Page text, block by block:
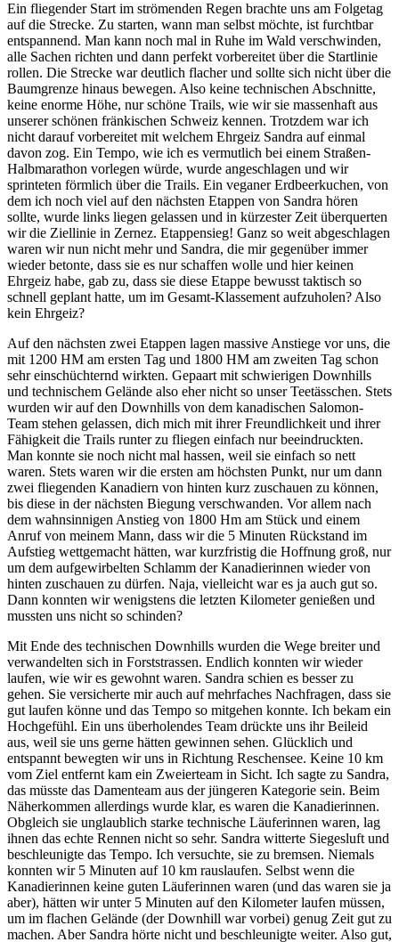
Ein fliegender Start im strömenden Regen brachte uns am Folgetag
auf die Strecke. Zu starten, wann man selbst möchte, ist furchtbar
entspannend. Man kann noch mal in Ruhe im Wald verschwinden,
alle Sachen richten und dann perfekt vorbereitet über die Startlinie
rollen. Die Strecke war deutlich flacher und sollte sich nicht über die
Baumgrenze hinaus bewegen. Also keine technischen Abschnitte,
keine enorme Höhe, nur schöne Trails, wie wir sie massenhaft aus
unserer schönen fränkischen Schweiz kennen. Trotzdem war ich
nicht darauf vorbereitet mit welchem Ehrgeiz Sandra auf einmal
davon zog. Ein Tempo, wie ich es vermutlich bei einem Straßen-
Halbmarathon vorlegen würde, wurde angeschlagen und wir
sprinteten förmlich über die Trails. Ein veganer Erdbeerkuchen, von
dem ich noch viel auf den nächsten Etappen von Sandra hören
sollte, wurde links liegen gelassen und in kürzester Zeit überquerten
wir die Ziellinie in Zernez. Etappensieg! Ganz so weit abgeschlagen
waren wir nun nicht mehr und Sandra, die mir gegenüber immer
wieder betonte, dass sie es nur schaffen wolle und hier keinen
Ehrgeiz habe, gab zu, dass sie diese Etappe bewusst taktisch so
schnell geplant hatte, um im Gesamt-Klassement aufzuholen? Also
kein Ehrgeiz?
Auf den nächsten zwei Etappen lagen massive Anstiege vor uns, die
mit 1200 HM am ersten Tag und 1800 HM am zweiten Tag schon
sehr einschüchternd wirkten. Gepaart mit schwierigen Downhills
und technischem Gelände also eher nicht so unser Teetässchen. Stets
wurden wir auf den Downhills von dem kanadischen Salomon-
Team stehen gelassen, dich mich mit ihrer Freundlichkeit und ihrer
Fähigkeit die Trails runter zu fliegen einfach nur beeindruckten.
Man konnte sie noch nicht mal hassen, weil sie einfach so nett
waren. Stets waren wir die ersten am höchsten Punkt, nur um dann
zwei fliegenden Kanadiern von hinten kurz zuschauen zu können,
bis diese in der nächsten Biegung verschwanden. Vor allem nach
dem wahnsinnigen Anstieg von 1800 Hm am Stück und einem
Anruf von meinem Mann, dass wir die 5 Minuten Rückstand im
Aufstieg wettgemacht hätten, war kurzfristig die Hoffnung groß, nur
um dem aufgewirbelten Schlamm der Kanadierinnen wieder von
hinten zuschauen zu dürfen. Naja, vielleicht war es ja auch gut so.
Dann konnten wir wenigstens die letzten Kilometer genießen und
mussten uns nicht so schinden?
Mit Ende des technischen Downhills wurden die Wege breiter und
verwandelten sich in Forststrassen. Endlich konnten wir wieder
laufen, wie wir es gewohnt waren. Sandra schien es besser zu
gehen. Sie versicherte mir auch auf mehrfaches Nachfragen, dass sie
gut laufen könne und das Tempo so mitgehen konnte. Ich bekam ein
Hochgefühl. Ein uns überholendes Team drückte uns ihr Beileid
aus, weil sie uns gerne hätten gewinnen sehen. Glücklich und
entspannt bewegten wir uns in Richtung Reschensee. Keine 10 km
vom Ziel entfernt kam ein Zweierteam in Sicht. Ich sagte zu Sandra,
das müsste das Damenteam aus der jüngeren Kategorie sein. Beim
Näherkommen allerdings wurde klar, es waren die Kanadierinnen.
Obgleich sie unglaublich starke technische Läuferinnen waren, lag
ihnen das echte Rennen nicht so sehr. Sandra witterte Siegesluft und
beschleunigte das Tempo. Ich versuchte, sie zu bremsen. Niemals
konnten wir 5 Minuten auf 10 km rauslaufen. Selbst wenn die
Kanadierinnen keine guten Läuferinnen waren (und das waren sie ja
aber), hätten wir unter 5 Minuten auf den Kilometer laufen müssen,
um im flachen Gelände (der Downhill war vorbei) genug Zeit gut zu
machen. Aber Sandra hörte nicht und beschleunigte weiter. Also gut,